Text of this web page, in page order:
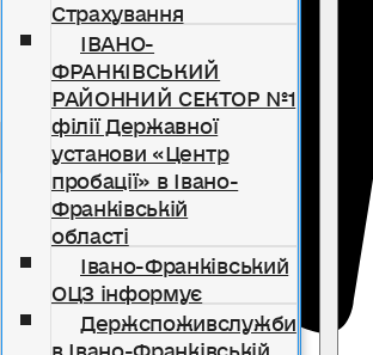
Страхування
ІВАНО-
ФРАНКІВСЬКИЙ
РАЙОННИЙ СЕКТОР №1
філії Державної
установи «Центр
пробації» в Івано-
Франківській
області
Івано-Франківський
ОЦЗ інформує
Держспоживслужби
в Івано-Франківській